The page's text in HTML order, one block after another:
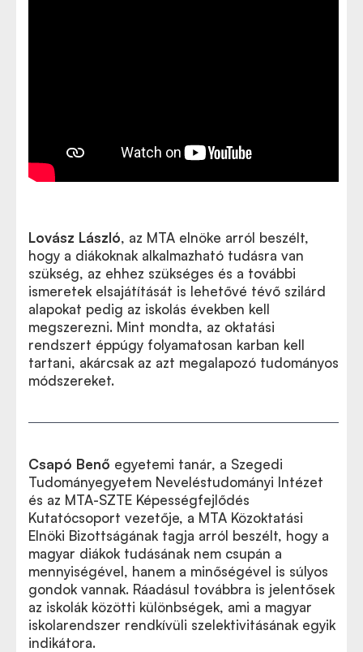
Lovász László, az MTA elnöke arról beszélt,
hogy a diákoknak alkalmazható tudásra van
szükség, az ehhez szükséges és a további
ismeretek elsajátítását is lehetővé tévő szilárd
alapokat pedig az iskolás években kell
megszerezni. Mint mondta, az oktatási
rendszert éppúgy folyamatosan karban kell
tartani, akárcsak az azt megalapozó tudományos
módszereket.
Csapó Benő egyetemi tanár, a Szegedi
Tudományegyetem Neveléstudományi Intézet
és az MTA-SZTE Képességfejlődés
Kutatócsoport vezetője, a MTA Közoktatási
Elnöki Bizottságának tagja arról beszélt, hogy a
magyar diákok tudásának nem csupán a
mennyiségével, hanem a minőségével is súlyos
gondok vannak. Ráadásul továbbra is jelentősek
az iskolák közötti különbségek, ami a magyar
iskolarendszer rendkívüli szelektivitásának egyik
indikátora.